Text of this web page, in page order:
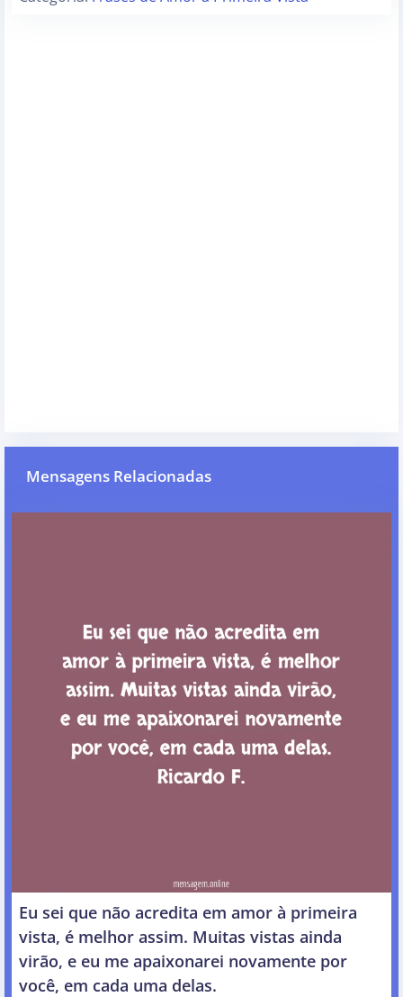
Mensagens Relacionadas
Eu sei que não acredita em amor à primeira
vista, é melhor assim. Muitas vistas ainda
virão, e eu me apaixonarei novamente por
você, em cada uma delas.